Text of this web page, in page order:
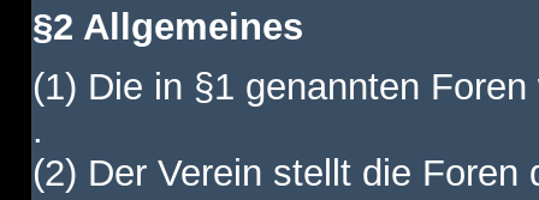
§2 Allgemeines
(1) Die in §1 genannten
.
(2) Der Verein stellt die